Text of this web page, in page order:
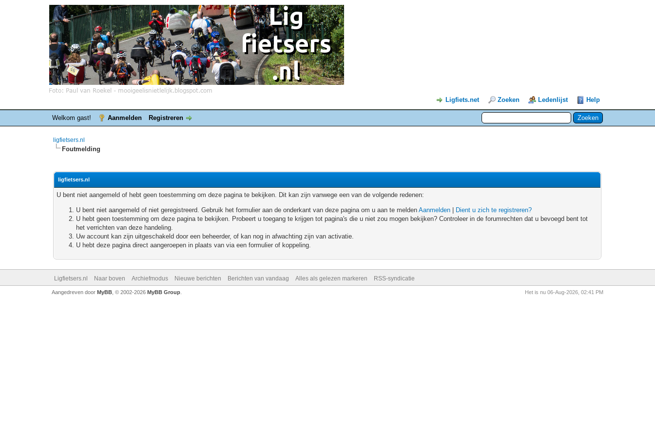
Ligfiets.net Zoeken Ledenlijst Help
Welkom gast! Aanmelden Registreren
ligfietsers.nl
Foutmelding
ligfietsers.nl
U bent niet aangemeld of hebt geen toestemming om deze pagina te bekijken. Dit kan zijn vanwege een van de volgende redenen:
U bent niet aangemeld of niet geregistreerd. Gebruik het formulier aan de onderkant van deze pagina om u aan te meldenAanmelden
Dient u zich te registreren?
U hebt geen toestemming om deze pagina te bekijken. Probeert u toegang te krijgen tot pagina's die u niet zou mogen bekijken? Controleer in de forumrechten dat u bevoegd bent tot
het verrichten van deze handeling.
Uw account kan zijn uitgeschakeld door een beheerder, of kan nog in afwachting zijn van activatie.
U hebt deze pagina direct aangeroepen in plaats van via een formulier of koppeling.
Ligfietsers.nl Naar boven Archiefmodus Nieuwe berichten Berichten van vandaag Alles als gelezen markeren RSS-syndicatie
Het is nu 06-Aug-2026, 02:41 PM
Aangedreven door MyBB, © 2002-2026 MyBB Group.